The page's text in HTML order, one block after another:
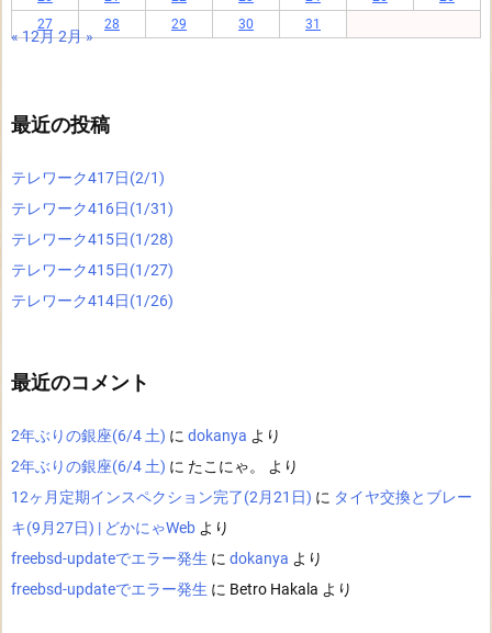
27
28 29 30 31
« 12月2月 »
最近の投稿
テレワーク417日(2/1)
テレワーク416日(1/31)
テレワーク415日(1/28)
テレワーク415日(1/27)
テレワーク414日(1/26)
最近のコメント
2年ぶりの銀座(6/4 土) に dokanya より
2年ぶりの銀座(6/4 土) に たこにゃ。
より
12ヶ月定期インスペクション完了(2月21日) に タイヤ交換とブレー
キ(9月27日) | どかにゃWeb より
freebsd-updateでエラー発生 に dokanya より
freebsd-updateでエラー発生 に Betro Hakala より